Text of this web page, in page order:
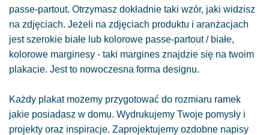
passe-partout. Otrzymasz dokładnie taki wzór, jaki widzisz
na zdjęciach. Jeżeli na zdjęciach produktu i aranżacjach
jest szerokie białe lub kolorowe passe-partout / białe,
kolorowe marginesy - taki margines znajdzie się na twoim
plakacie. Jest to nowoczesna forma designu.
Każdy plakat możemy przygotować do rozmiaru ramek
jakie posiadasz w domu. Wydrukujemy Twoje pomysły i
projekty oraz inspiracje. Zaprojektujemy ozdobne napisy